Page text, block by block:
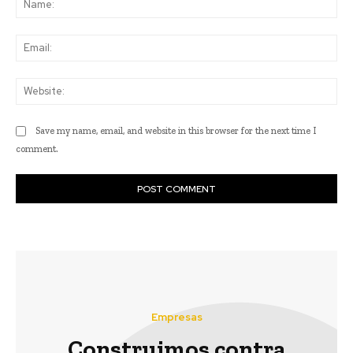
Save my name, email, and website in this browser for the next time I
comment.